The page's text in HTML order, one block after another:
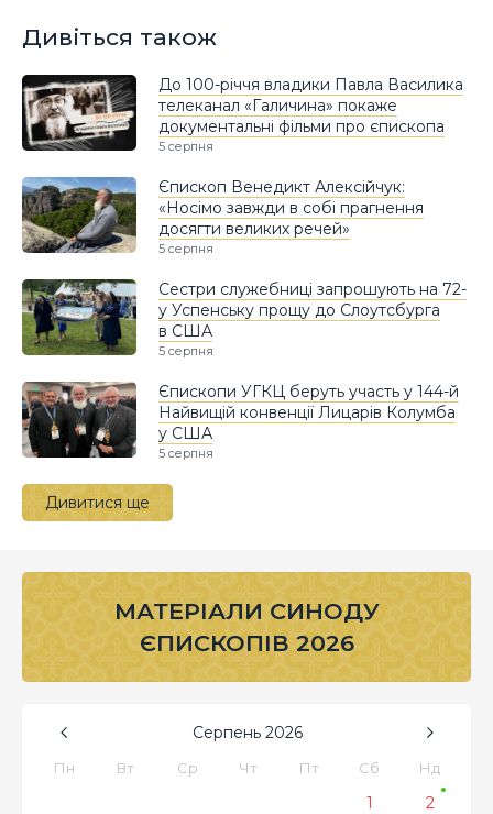
Дивіться також
До 100-річчя владики Павла Василика
телеканал «Галичина» покаже
документальні фільми про єпископа
5 серпня
Єпископ Венедикт Алексійчук:
«Носімо завжди в собі прагнення
досягти великих речей»
5 серпня
Сестри служебниці запрошують на 72-
у Успенську прощу до Слоутсбурга
в США
5 серпня
Єпископи УГКЦ беруть участь у 144-й
Найвищій конвенції Лицарів Колумба
у США
5 серпня
Дивитися ще
МАТЕРІАЛИ СИНОДУ
ЄПИСКОПІВ 2026
Серпень 2026
Пн Вт Ср Чт Пт Сб Нд
1
2